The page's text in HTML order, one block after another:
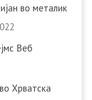
во металик
Веб
Хрватска